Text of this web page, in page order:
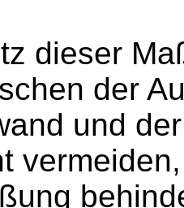
dieser
der
und